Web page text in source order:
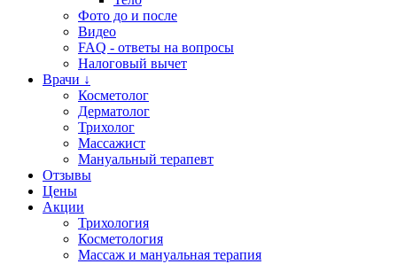
Фото до и после
Видео
FAQ - ответы на вопросы
Налоговый вычет
Врачи ↓
Косметолог
Дерматолог
Трихолог
Массажист
Мануальный терапевт
Отзывы
Цены
Акции
Трихология
Косметология
Массаж и мануальная терапия